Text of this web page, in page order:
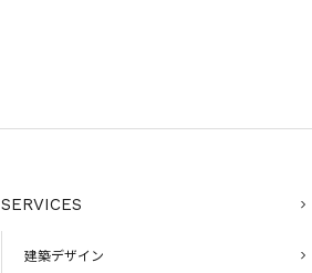
SERVICES
建築デザイン